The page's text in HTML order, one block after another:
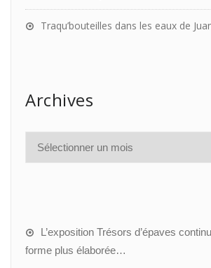
Traqu’bouteilles dans les eaux de
Archives
L’exposition Trésors d’épaves
forme plus élaborée…